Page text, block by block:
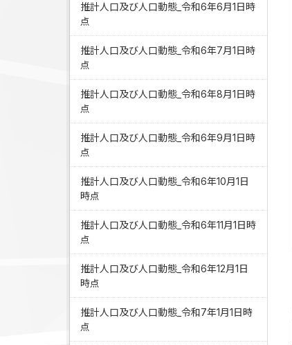
推計人口及び人口動態_令和6年6月1日時
点
推計人口及び人口動態_令和6年7月1日時
点
推計人口及び人口動態_令和6年8月1日時
点
推計人口及び人口動態_令和6年9月1日時
点
推計人口及び人口動態_令和6年10月1日
時点
推計人口及び人口動態_令和6年11月1日時
点
推計人口及び人口動態_令和6年12月1日
時点
推計人口及び人口動態_令和7年1月1日時
点